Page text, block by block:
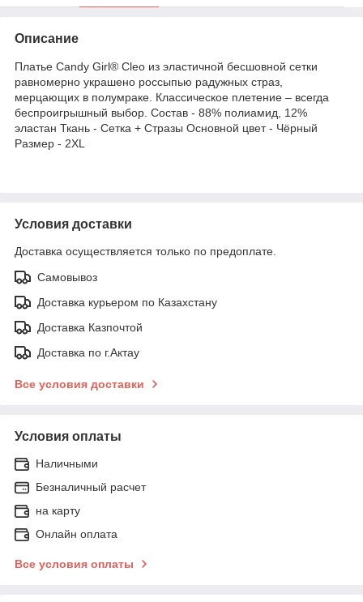
Описание
Платье Candy Girl® Cleo из эластичной бесшовной сетки
равномерно украшено россыпью радужных страз,
мерцающих в полумраке. Классическое плетение – всегда
беспроигрышный выбор. Состав - 88% полиамид, 12%
эластан Ткань - Сетка + Стразы Основной цвет - Чёрный
Размер - 2XL
Условия доставки
Доставка осуществляется только по предоплате.
Самовывоз
Доставка курьером по Казахстану
Доставка Казпочтой
Доставка по г.Актау
Все условия доставки
Условия оплаты
Наличными
Безналичный расчет
на карту
Онлайн оплата
Все условия оплаты